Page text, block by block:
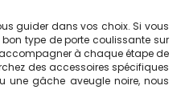
guider dans vos choix. Si vous
type de porte coulissante sur
à chaque étape de
des accessoires spécifiques
une gâche aveugle noire, nous